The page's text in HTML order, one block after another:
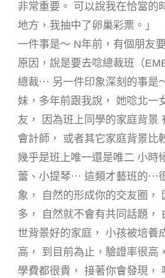
非常重要。 可以說我在恰當的
地方，我抽中了卵巢彩票。」
一件事是～ N年前，有個朋友
原因，說是要去唸總裁班（
總裁⋯ 另一件印象深刻的事是
妹，多年前跟我說， 她唸北一
友， 因為班上同學的家庭背景
會計師， 或者其它家庭背景比
幾乎是班上唯一還是唯二 小時
蕾、小提琴⋯ 這類才藝班的⋯
象， 自然的形成你的交友圈，
多， 自然就不會有共同話題，
世背景好的家庭， 小孩被培養
高， 到目前為止，驗證率很高
學費都很貴， 接著你會發現，